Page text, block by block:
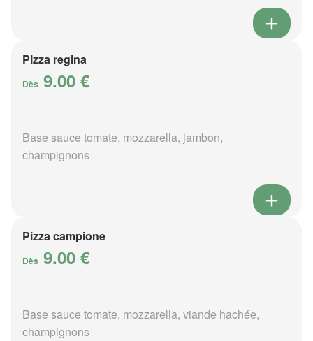
Pizza regina
Dès 9.00 €
Base sauce tomate, mozzarella, jambon,
champignons
Pizza campione
Dès 9.00 €
Base sauce tomate, mozzarella, viande hachée,
champignons